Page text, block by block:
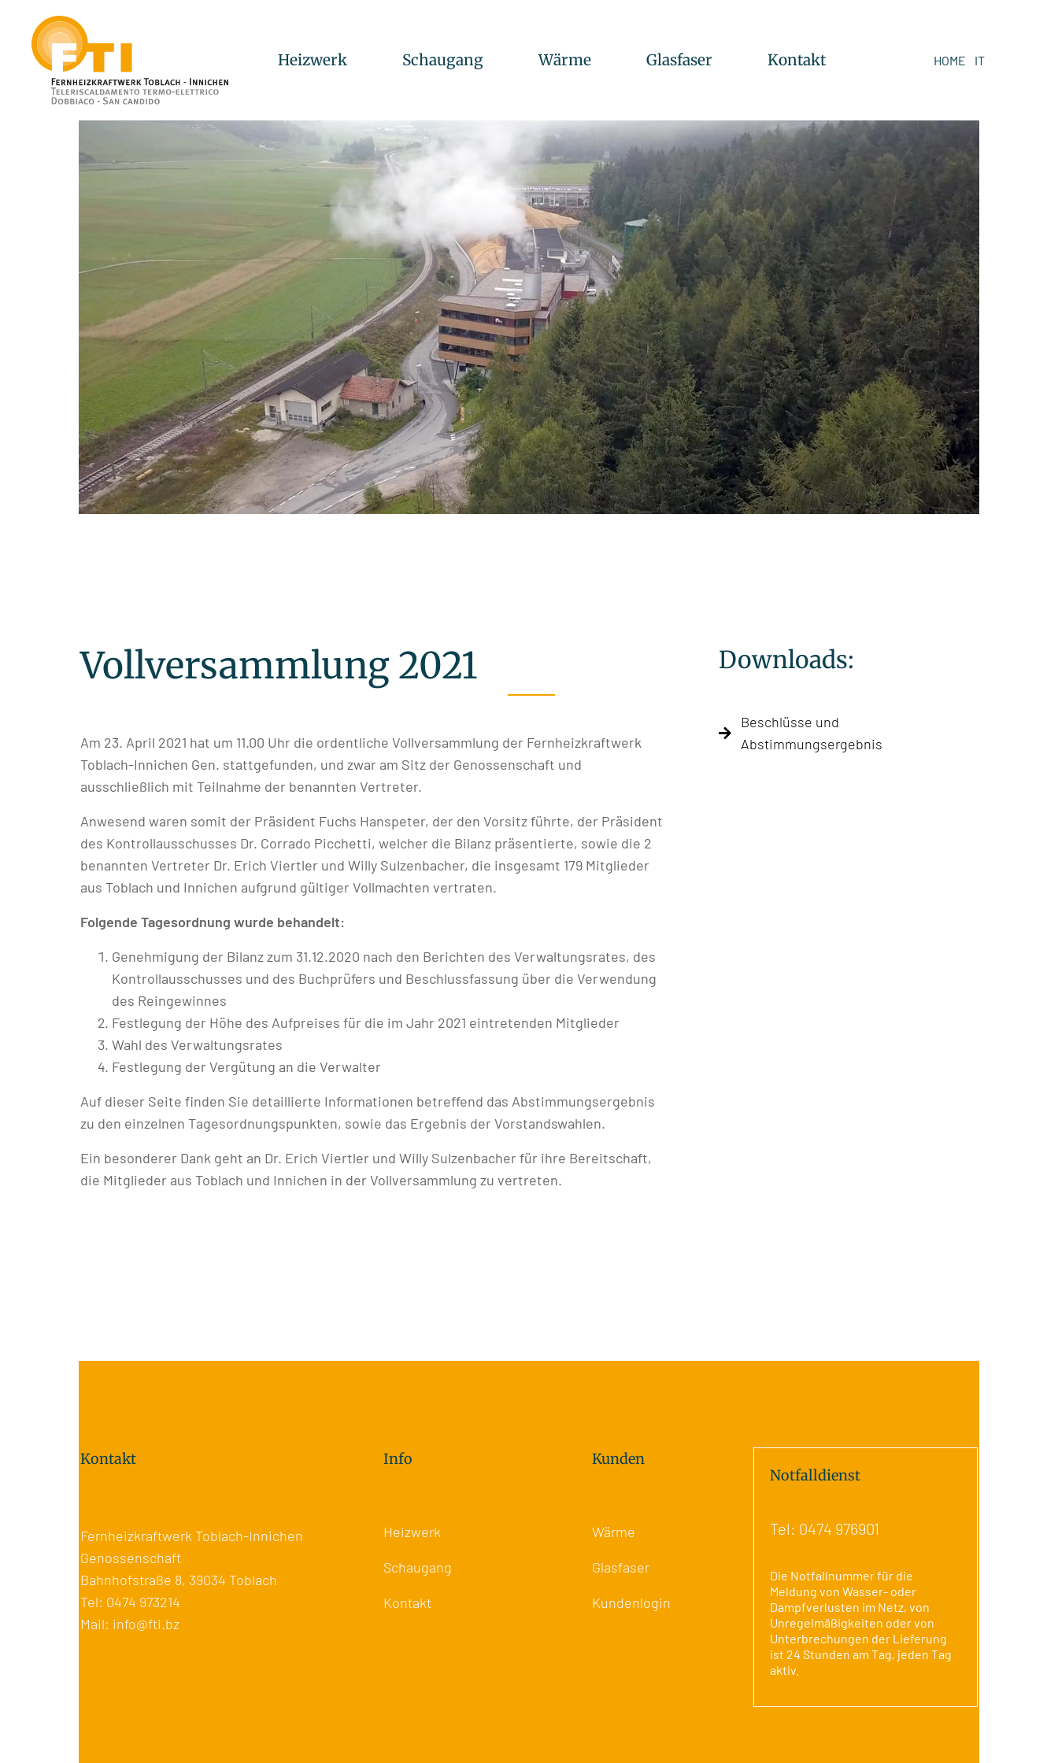
Heizwerk Schaugang Wärme Glasfaser Kontakt HOME IT
Vollversammlung 2021
Am 23. April 2021 hat um 11.00 Uhr die ordentliche Vollversammlung der Fernheizkraftwerk
Toblach-Innichen Gen. stattgefunden, und zwar am Sitz der Genossenschaft und
ausschließlich mit Teilnahme der benannten Vertreter.
Anwesend waren somit der Präsident Fuchs Hanspeter, der den Vorsitz führte, der Präsident
des Kontrollausschusses Dr. Corrado Picchetti, welcher die Bilanz präsentierte, sowie die 2
benannten Vertreter Dr. Erich Viertler und Willy Sulzenbacher, die insgesamt 179 Mitglieder
aus Toblach und Innichen aufgrund gültiger Vollmachten vertraten.
Folgende Tagesordnung wurde behandelt:
Genehmigung der Bilanz zum 31.12.2020 nach den Berichten des Verwaltungsrates, des
Kontrollausschusses und des Buchprüfers und Beschlussfassung über die Verwendung
des Reingewinnes
Festlegung der Höhe des Aufpreises für die im Jahr 2021 eintretenden Mitglieder
Wahl des Verwaltungsrates
Festlegung der Vergütung an die Verwalter
Auf dieser Seite finden Sie detaillierte Informationen betreffend das Abstimmungsergebnis
zu den einzelnen Tagesordnungspunkten, sowie das Ergebnis der Vorstandswahlen.
Ein besonderer Dank geht an Dr. Erich Viertler und Willy Sulzenbacher für ihre Bereitschaft,
die Mitglieder aus Toblach und Innichen in der Vollversammlung zu vertreten.
Downloads:
Beschlüsse und
Abstimmungsergebnis
Kontakt
Fernheizkraftwerk Toblach-Innichen
Genossenschaft
Bahnhofstraße 8, 39034 Toblach
Tel: 0474 973214
Mail: info@fti.bz
Info
Heizwerk
Schaugang
Kontakt
Kunden
Wärme
Glasfaser
Kundenlogin
Notfalldienst
Tel: 0474 976901
Die Notfallnummer für die
Meldung von Wasser- oder
Dampfverlusten im Netz, von
Unregelmäßigkeiten oder von
Unterbrechungen der Lieferung
ist 24 Stunden am Tag, jeden Tag
aktiv.